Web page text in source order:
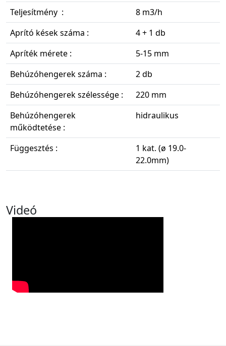
Teljesítmény :
8 m3/h
Aprító kések száma :
4 + 1 db
Apríték mérete :
5-15 mm
Behúzóhengerek száma :
2 db
Behúzóhengerek szélessége :
220 mm
Behúzóhengerek
működtetése :
hidraulikus
Függesztés :
1 kat. (ø 19.0-
22.0mm)
Videó